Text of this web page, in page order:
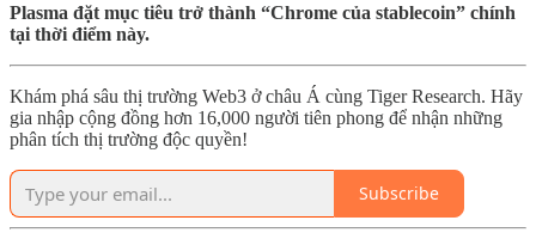
Plasma đặt mục tiêu trở thành “Chrome của stablecoin” chính
tại thời điểm này.
Khám phá sâu thị trường Web3 ở châu Á cùng Tiger Research. Hãy
gia nhập cộng đồng hơn 16,000 người tiên phong để nhận những
phân tích thị trường độc quyền!
Subscribe